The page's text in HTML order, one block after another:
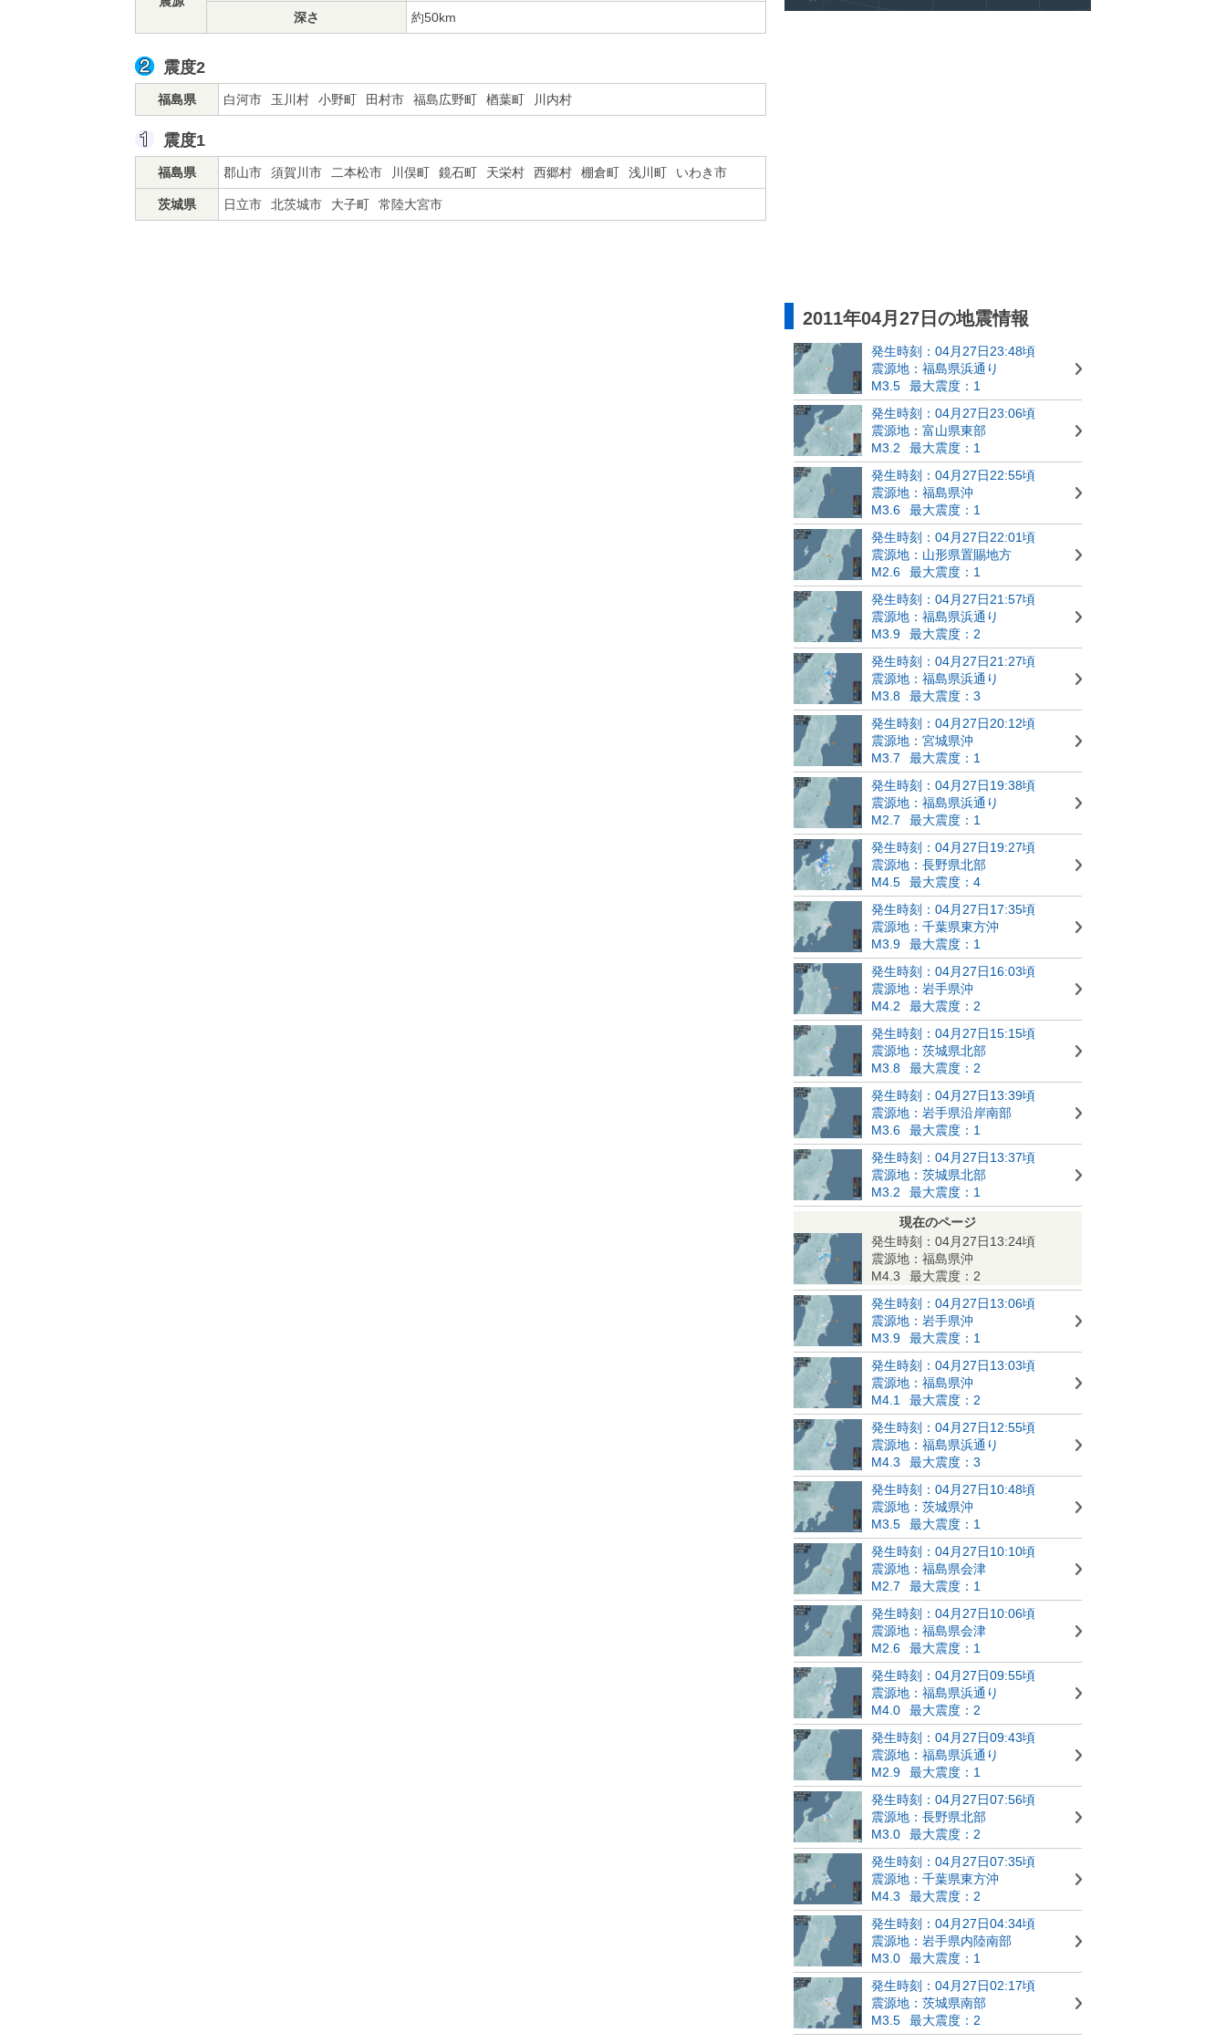
深さ
約50km
震度2
福島県 白河市 玉川村 小野町 田村市 福島広野町 楢葉町 川内村
震度1
福島県 郡山市 須賀川市 二本松市 川俣町 鏡石町 天栄村 西郷村 棚倉町 浅川町 いわき市
茨城県 日立市 北茨城市 大子町 常陸大宮市
2011年04月27日の地震情報
発生時刻：04月27日23:48頃
震源地：福島県浜通り
M3.5
最大震度：1
発生時刻：04月27日23:06頃
震源地：富山県東部
M3.2
最大震度：1
発生時刻：04月27日22:55頃
震源地：福島県沖
M3.6
最大震度：1
発生時刻：04月27日22:01頃
震源地：山形県置賜地方
M2.6
最大震度：1
発生時刻：04月27日21:57頃
震源地：福島県浜通り
M3.9
最大震度：2
発生時刻：04月27日21:27頃
震源地：福島県浜通り
M3.8
最大震度：3
発生時刻：04月27日20:12頃
震源地：宮城県沖
M3.7
最大震度：1
発生時刻：04月27日19:38頃
震源地：福島県浜通り
M2.7
最大震度：1
発生時刻：04月27日19:27頃
震源地：長野県北部
M4.5
最大震度：4
発生時刻：04月27日17:35頃
震源地：千葉県東方沖
M3.9
最大震度：1
発生時刻：04月27日16:03頃
震源地：岩手県沖
M4.2
最大震度：2
発生時刻：04月27日15:15頃
震源地：茨城県北部
M3.8
最大震度：2
発生時刻：04月27日13:39頃
震源地：岩手県沿岸南部
M3.6
最大震度：1
発生時刻：04月27日13:37頃
震源地：茨城県北部
M3.2
最大震度：1
現在のページ
発生時刻：04月27日13:24頃
震源地：福島県沖
M4.3
最大震度：2
発生時刻：04月27日13:06頃
震源地：岩手県沖
M3.9
最大震度：1
発生時刻：04月27日13:03頃
震源地：福島県沖
M4.1
最大震度：2
発生時刻：04月27日12:55頃
震源地：福島県浜通り
M4.3
最大震度：3
発生時刻：04月27日10:48頃
震源地：茨城県沖
M3.5
最大震度：1
発生時刻：04月27日10:10頃
震源地：福島県会津
M2.7
最大震度：1
発生時刻：04月27日10:06頃
震源地：福島県会津
M2.6
最大震度：1
発生時刻：04月27日09:55頃
震源地：福島県浜通り
M4.0
最大震度：2
発生時刻：04月27日09:43頃
震源地：福島県浜通り
M2.9
最大震度：1
発生時刻：04月27日07:56頃
震源地：長野県北部
M3.0
最大震度：2
発生時刻：04月27日07:35頃
震源地：千葉県東方沖
M4.3
最大震度：2
発生時刻：04月27日04:34頃
震源地：岩手県内陸南部
M3.0
最大震度：1
発生時刻：04月27日02:17頃
震源地：茨城県南部
M3.5
最大震度：2